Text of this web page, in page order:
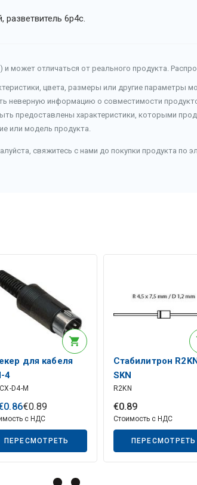
разветвитель 6p4c.
может отличаться от реального продукта.
цвета, размеры или другие параметры
неверную информацию о совместимости
предоставлены характеристики, которыми
или модель продукта.
свяжитесь с нами до покупки продукта по
для кабеля
4
D4-M
0.86€0.89
с НДС
ПЕРЕСМОТРЕТЬ
Стабилитрон
SKN
R2KN
€0.89
Стоимость с НДС
ПЕРЕСМОТРЕТЬ